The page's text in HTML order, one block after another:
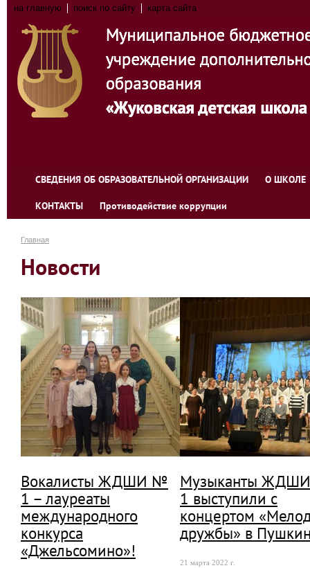
на главную поиск по сайту карта сайта
СВЕДЕНИЯ ОБ ОБРАЗОВАТЕЛЬНОЙ ОРГАНИЗАЦИИ О ШКОЛЕ
КОНТАКТЫ Противодействие коррупции
Главная
Новости
Вокалисты ЖДШИ №
1 – лауреаты
международного
конкурса
«Джельсомино»!
Музыканты
1 выступили с
концертом
дружбы» в
21 марта 2022 г.